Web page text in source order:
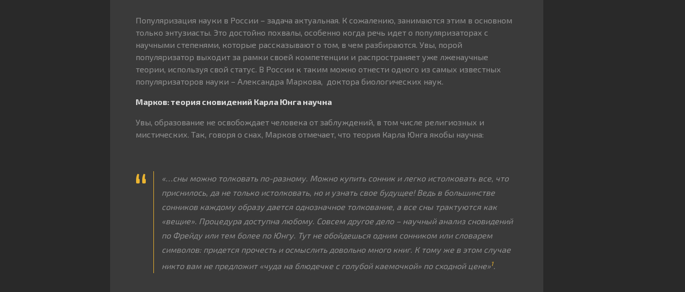
Популяризация науки в России – задача актуальная. К сожалению, занимаются этим в основном
только энтузиасты. Это достойно похвалы, особенно когда речь идет о популяризаторах с
научными степенями, которые рассказывают о том, в чем разбираются. Увы, порой
популяризатор выходит за рамки своей компетенции и распространяет уже лженаучные
теории, используя свой статус. В России к таким можно отнести одного из самых известных
популяризаторов науки – Александра Маркова, доктора биологических наук.
Марков: теория сновидений Карла Юнга научна
Увы, образование не освобождает человека от заблуждений, в том числе религиозных и
мистических. Так, говоря о снах, Марков отмечает, что теория Карла Юнга якобы научна:
«…сны можно толковать по-разному. Можно купить сонник и легко истолковать все, что
приснилось, да не только истолковать, но и узнать свое будущее! Ведь в большинстве
сонников каждому образу дается однозначное толкование, а все сны трактуются как
«вещие». Процедура доступна любому. Совсем другое дело – научный анализ сновидений
по Фрейду или тем более по Юнгу. Тут не обойдешься одним сонником или словарем
символов: придется прочесть и осмыслить довольно много книг. К тому же в этом случае
никто вам не предложит «чуда на блюдечке с голубой каемочкой» по сходной цене»1.